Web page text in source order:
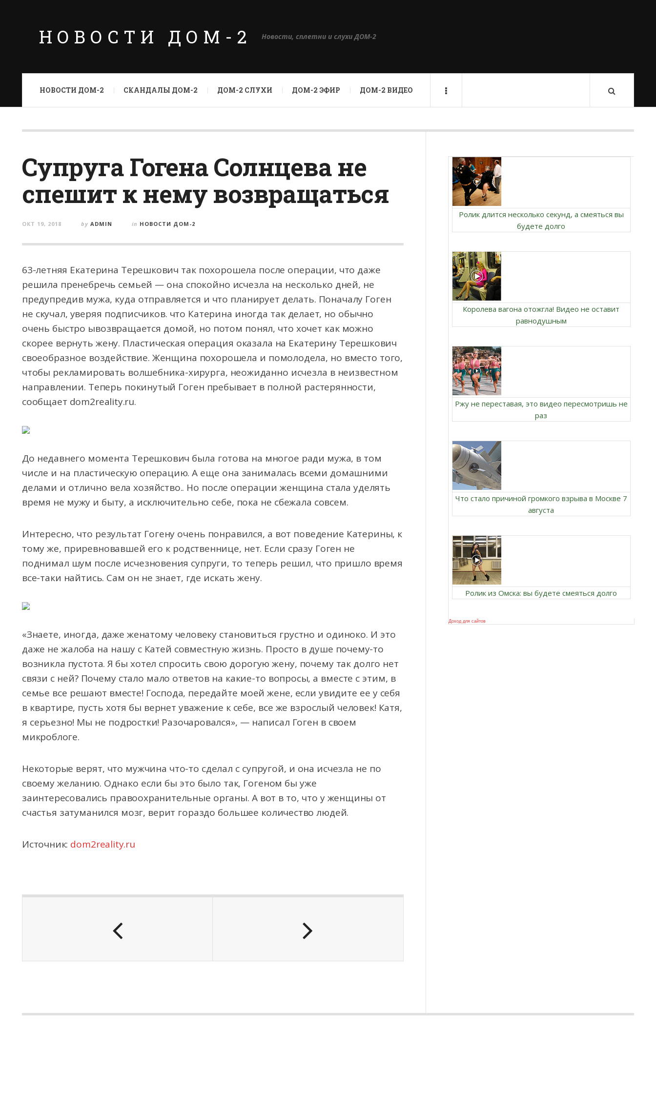
НОВОСТИ ДОМ-2 Новости, сплетни и слухи ДОМ-2
НОВОСТИ ДОМ-2 СКАНДАЛЫ ДОМ-2 ДОМ-2 СЛУХИ ДОМ-2 ЭФИР ДОМ-2 ВИДЕО
Супруга Гогена Солнцева не
спешит к нему возвращаться
ОКТ 19, 2018 by ADMIN in НОВОСТИ ДОМ-2
63-летняя Екатерина Терешкович так похорошела после операции, что даже
решила пренебречь семьей — она спокойно исчезла на несколько дней, не
предупредив мужа, куда отправляется и что планирует делать. Поначалу Гоген
не скучал, уверяя подписчиков. что Катерина иногда так делает, но обычно
очень быстро ывозвращается домой, но потом понял, что хочет как можно
скорее вернуть жену. Пластическая операция оказала на Екатерину Терешкович
своеобразное воздействие. Женщина похорошела и помолодела, но вместо того,
чтобы рекламировать волшебника-хирурга, неожиданно исчезла в неизвестном
направлении. Теперь покинутый Гоген пребывает в полной растерянности,
сообщает dom2reality.ru.
До недавнего момента Терешкович была готова на многое ради мужа, в том
числе и на пластическую операцию. А еще она занималась всеми домашними
делами и отлично вела хозяйство.. Но после операции женщина стала уделять
время не мужу и быту, а исключительно себе, пока не сбежала совсем.
Интересно, что результат Гогену очень понравился, а вот поведение Катерины, к
тому же, приревновавшей его к родственнице, нет. Если сразу Гоген не
поднимал шум после исчезновения супруги, то теперь решил, что пришло время
все-таки найтись. Сам он не знает, где искать жену.
«Знаете, иногда, даже женатому человеку становиться грустно и одиноко. И это
даже не жалоба на нашу с Катей совместную жизнь. Просто в душе почему-то
возникла пустота. Я бы хотел спросить свою дорогую жену, почему так долго нет
связи с ней? Почему стало мало ответов на какие-то вопросы, а вместе с этим, в
семье все решают вместе! Господа, передайте моей жене, если увидите ее у себя
в квартире, пусть хотя бы вернет уважение к себе, все же взрослый человек! Катя,
я серьезно! Мы не подростки! Разочаровался», — написал Гоген в своем
микроблоге.
Некоторые верят, что мужчина что-то сделал с супругой, и она исчезла не по
своему желанию. Однако если бы это было так, Гогеном бы уже
заинтересовались правоохранительные органы. А вот в то, что у женщины от
счастья затуманился мозг, верит гораздо большее количество людей.
Источник: dom2reality.ru
Ролик длится несколько секунд, а смеяться вы
будете долго
Королева вагона отожгла! Видео не оставит
равнодушным
Ржу не переставая, это видео пересмотришь не
раз
Что стало причиной громкого взрыва в Москве 7
августа
Ролик из Омска: вы будете смеяться долго
Доход для сайтов